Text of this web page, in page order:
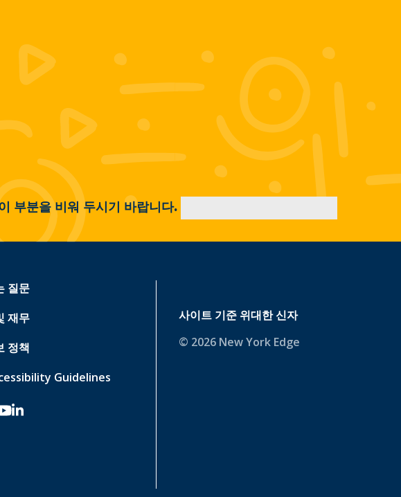
부분을 비워 두시기 바랍니다.
질문
재무
정책
Guidelines
-x
타 그램
튜브
링크드인
사이트 기준 위대한 신자
© 2026 New York Edge